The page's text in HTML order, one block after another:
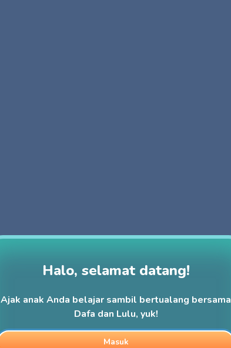
Halo, selamat datang!
Ajak anak Anda belajar sambil bertualang bersama
Dafa dan Lulu, yuk!
Masuk